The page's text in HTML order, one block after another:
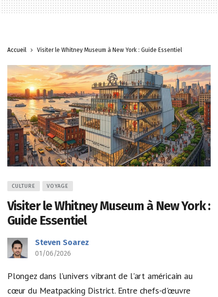
Accueil Visiter le Whitney Museum à New York : Guide Essentiel
CULTURE VOYAGE
Visiter le Whitney Museum à New York :
Guide Essentiel
Steven Soarez
01/06/2026
Plongez dans l'univers vibrant de l'art américain au
cœur du Meatpacking District. Entre chefs-d'œuvre